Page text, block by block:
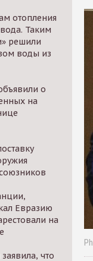
отопления
Таким
решили
воды из
о
на
Евразию
на
что